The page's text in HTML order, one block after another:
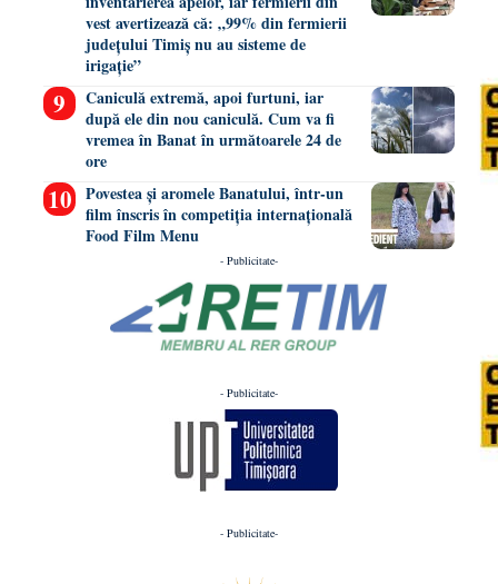
vest avertizează că: „99% din fermierii
județului Timiș nu au sisteme de
irigație”
Caniculă extremă, apoi furtuni, iar
după ele din nou caniculă. Cum va fi
vremea în Banat în următoarele 24 de
ore
Povestea și aromele Banatului, într-un
film înscris în competiția internațională
Food Film Menu
- Publicitate-
- Publicitate-
- Publicitate-